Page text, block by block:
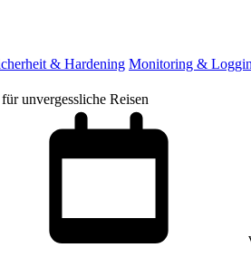
& Hardening Monitoring &
unvergessliche Reisen